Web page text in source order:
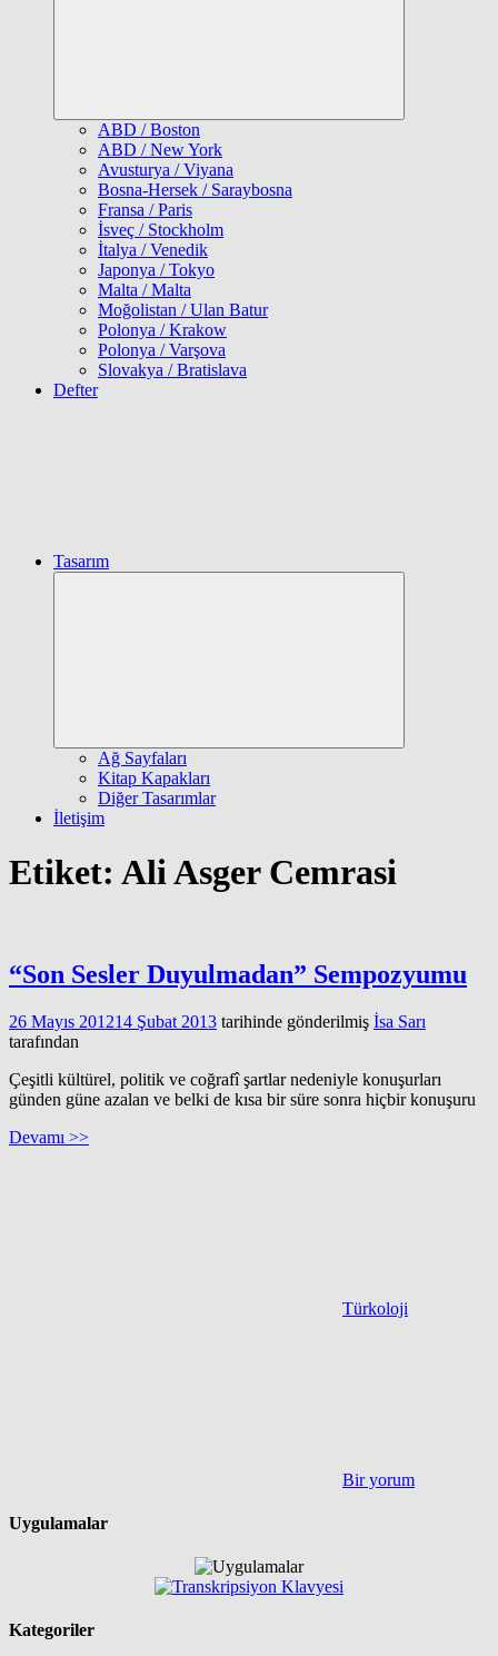
ABD / Boston
ABD / New York
Avusturya / Viyana
Bosna-Hersek / Saraybosna
Fransa / Paris
İsveç / Stockholm
İtalya / Venedik
Japonya / Tokyo
Malta / Malta
Moğolistan / Ulan Batur
Polonya / Krakow
Polonya / Varşova
Slovakya / Bratislava
Defter
Tasarım
Ağ Sayfaları
Kitap Kapakları
Diğer Tasarımlar
İletişim
Etiket: Ali Asger Cemrasi
“Son Sesler Duyulmadan” Sempozyumu
26 Mayıs 201214 Şubat 2013 tarihinde gönderilmiş İsa Sarı
tarafından
Çeşitli kültürel, politik ve coğrafî şartlar nedeniyle konuşurları
günden güne azalan ve belki de kısa bir süre sonra hiçbir konuşuru
Devamı >>
Türkoloji
Bir yorum
Uygulamalar
Kategoriler